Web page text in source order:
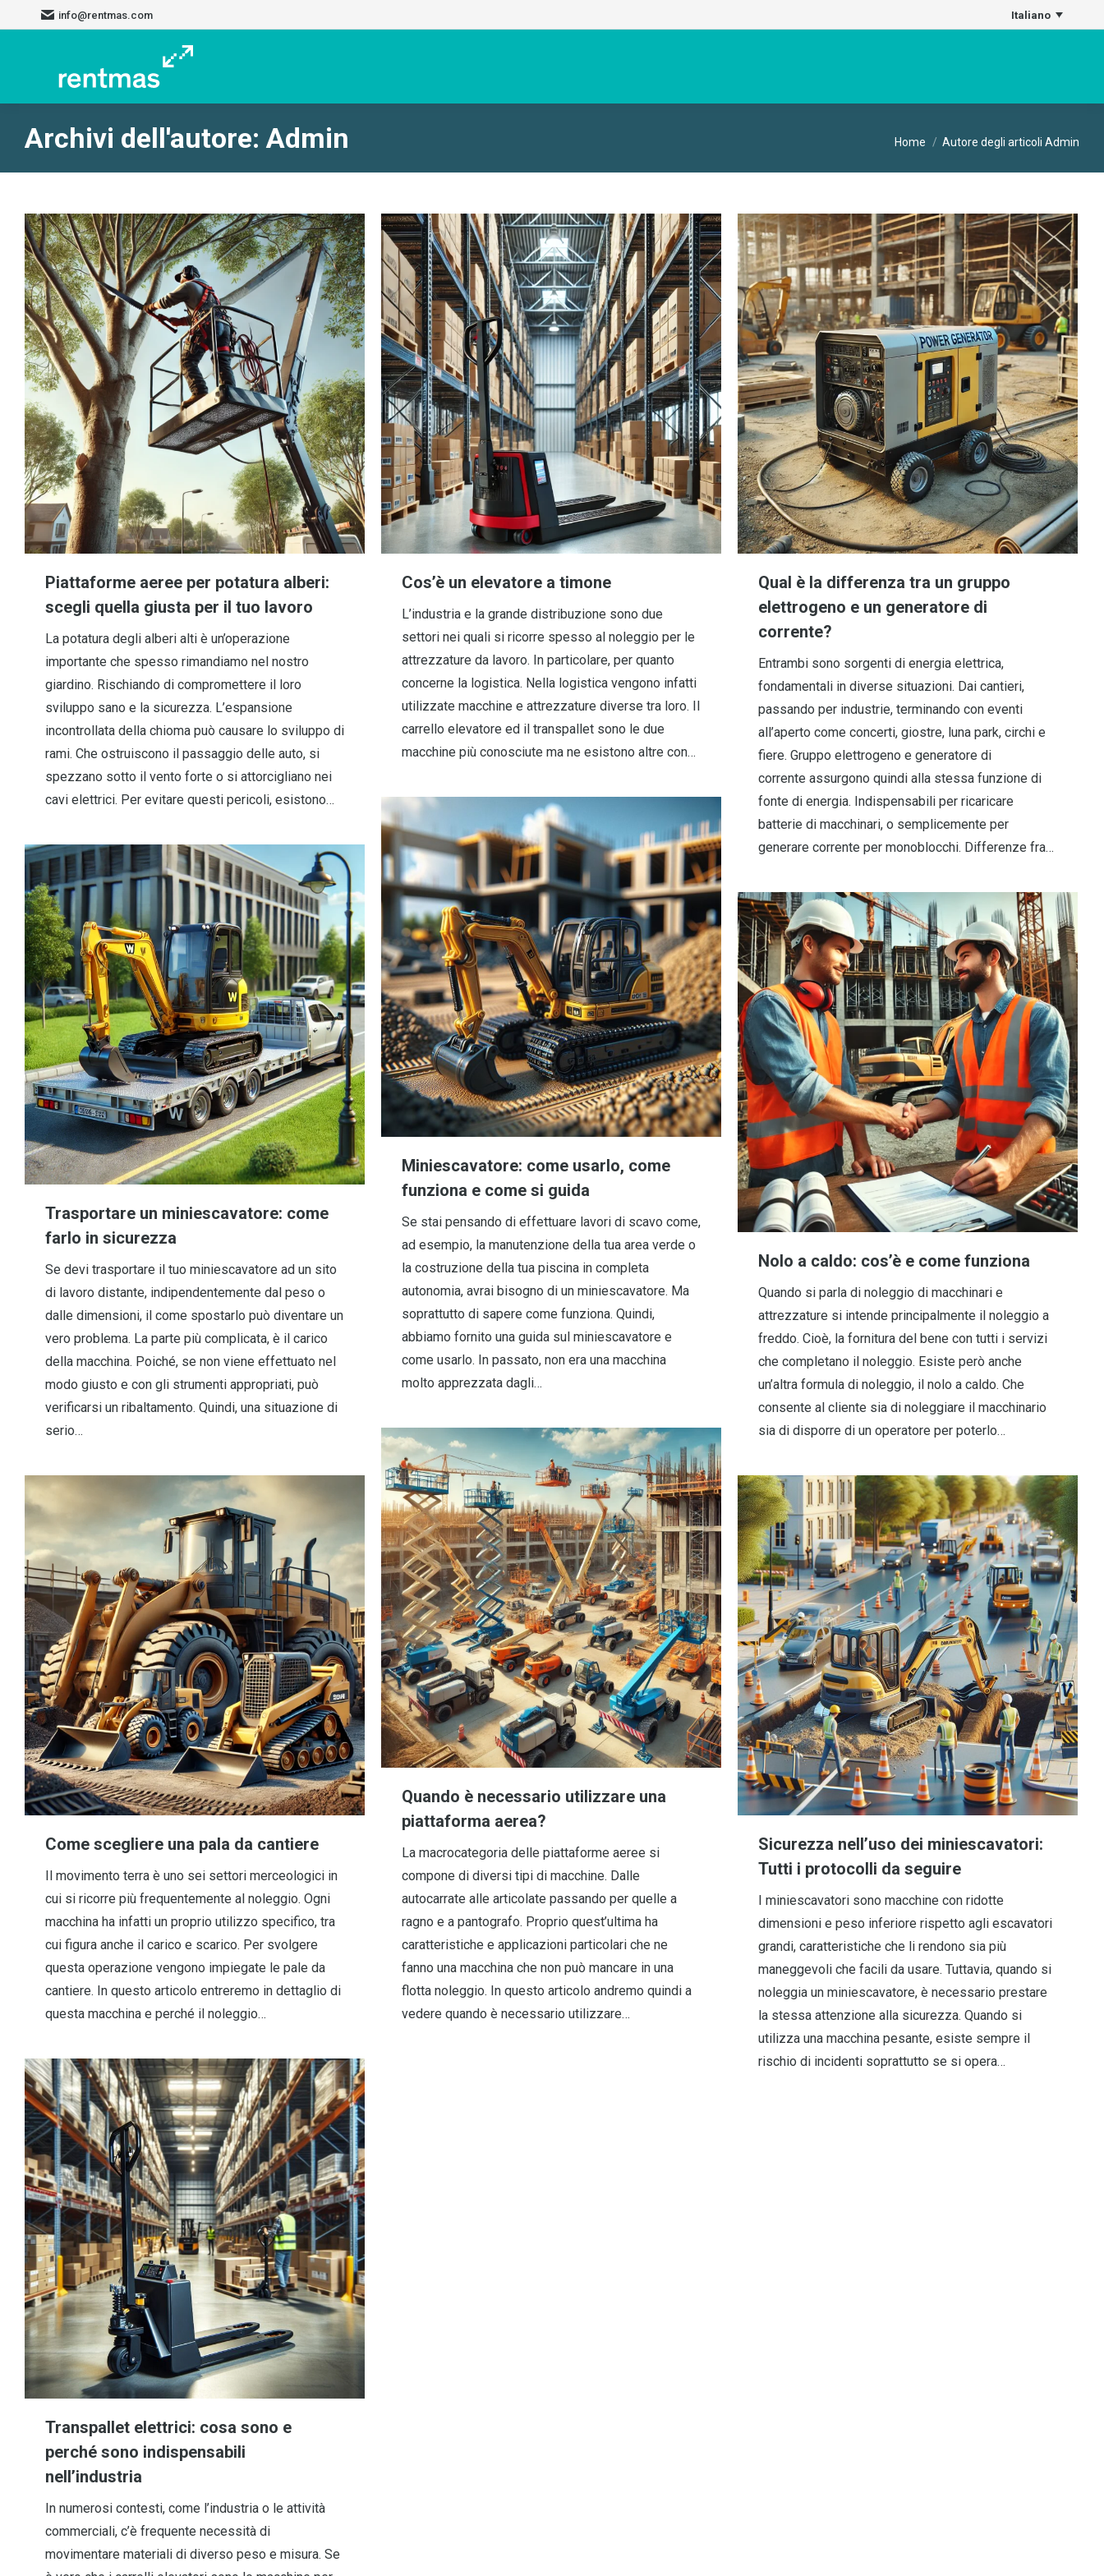
info@rentmas.com Italiano
Archivi dell'autore: Admin Tu sei qui:
Home Autore degli articoli Admin
Piattaforme aeree per potatura alberi:
scegli quella giusta per il tuo lavoro
La potatura degli alberi alti è un’operazione
importante che spesso rimandiamo nel nostro
giardino. Rischiando di compromettere il loro
sviluppo sano e la sicurezza. L’espansione
incontrollata della chioma può causare lo sviluppo di
rami. Che ostruiscono il passaggio delle auto, si
spezzano sotto il vento forte o si attorcigliano nei
cavi elettrici. Per evitare questi pericoli, esistono…
Cos’è un elevatore a timone
L’industria e la grande distribuzione sono due
settori nei quali si ricorre spesso al noleggio per le
attrezzature da lavoro. In particolare, per quanto
concerne la logistica. Nella logistica vengono infatti
utilizzate macchine e attrezzature diverse tra loro. Il
carrello elevatore ed il transpallet sono le due
macchine più conosciute ma ne esistono altre con…
Qual è la differenza tra un gruppo
elettrogeno e un generatore di
corrente?
Entrambi sono sorgenti di energia elettrica,
fondamentali in diverse situazioni. Dai cantieri,
passando per industrie, terminando con eventi
all’aperto come concerti, giostre, luna park, circhi e
fiere. Gruppo elettrogeno e generatore di
corrente assurgono quindi alla stessa funzione di
fonte di energia. Indispensabili per ricaricare
batterie di macchinari, o semplicemente per
generare corrente per monoblocchi. Differenze fra…
Miniescavatore: come usarlo, come
funziona e come si guida
Se stai pensando di effettuare lavori di scavo come,
ad esempio, la manutenzione della tua area verde o
la costruzione della tua piscina in completa
autonomia, avrai bisogno di un miniescavatore. Ma
soprattutto di sapere come funziona. Quindi,
abbiamo fornito una guida sul miniescavatore e
come usarlo. In passato, non era una macchina
molto apprezzata dagli…
Trasportare un miniescavatore: come
farlo in sicurezza
Se devi trasportare il tuo miniescavatore ad un sito
di lavoro distante, indipendentemente dal peso o
dalle dimensioni, il come spostarlo può diventare un
vero problema. La parte più complicata, è il carico
della macchina. Poiché, se non viene effettuato nel
modo giusto e con gli strumenti appropriati, può
verificarsi un ribaltamento. Quindi, una situazione di
serio…
Nolo a caldo: cos’è e come funziona
Quando si parla di noleggio di macchinari e
attrezzature si intende principalmente il noleggio a
freddo. Cioè, la fornitura del bene con tutti i servizi
che completano il noleggio. Esiste però anche
un’altra formula di noleggio, il nolo a caldo. Che
consente al cliente sia di noleggiare il macchinario
sia di disporre di un operatore per poterlo…
Quando è necessario utilizzare una
piattaforma aerea?
La macrocategoria delle piattaforme aeree si
compone di diversi tipi di macchine. Dalle
autocarrate alle articolate passando per quelle a
ragno e a pantografo. Proprio quest’ultima ha
caratteristiche e applicazioni particolari che ne
fanno una macchina che non può mancare in una
flotta noleggio. In questo articolo andremo quindi a
vedere quando è necessario utilizzare…
Come scegliere una pala da cantiere
Il movimento terra è uno sei settori merceologici in
cui si ricorre più frequentemente al noleggio. Ogni
macchina ha infatti un proprio utilizzo specifico, tra
cui figura anche il carico e scarico. Per svolgere
questa operazione vengono impiegate le pale da
cantiere. In questo articolo entreremo in dettaglio di
questa macchina e perché il noleggio…
Sicurezza nell’uso dei miniescavatori:
Tutti i protocolli da seguire
I miniescavatori sono macchine con ridotte
dimensioni e peso inferiore rispetto agli escavatori
grandi, caratteristiche che li rendono sia più
maneggevoli che facili da usare. Tuttavia, quando si
noleggia un miniescavatore, è necessario prestare
la stessa attenzione alla sicurezza. Quando si
utilizza una macchina pesante, esiste sempre il
rischio di incidenti soprattutto se si opera…
Transpallet elettrici: cosa sono e
perché sono indispensabili
nell’industria
In numerosi contesti, come l’industria o le attività
commerciali, c’è frequente necessità di
movimentare materiali di diverso peso e misura. Se